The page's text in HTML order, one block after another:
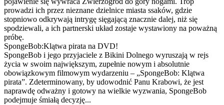
prowadzi ich przez nieznane dzielnice miasta ssaków, gdzie
stopniowo odkrywają intrygę sięgającą znacznie dalej, niż się
spodziewali, a ich partnerski układ zostaje wystawiony na poważną
próbę.
SpongeBob:Klątwa pirata na DVD!
SpongeBob i jego przyjaciele z Bikini Dolnego wyruszają w rejs
życia w swoim największym, zupełnie nowym i absolutnie
obowiązkowym filmowym wydarzeniu – „SpongeBob: Klątwa
pirata”. Zdeterminowany, by udowodnić Panu Krabowi, że jest
naprawdę odważny i gotowy na wielkie wyzwania, SpongeBob
podejmuje śmiałą decyzję...